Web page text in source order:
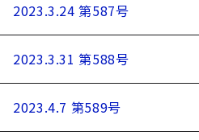
2023.3.24 第587号
2023.3.31 第588号
2023.4.7 第589号